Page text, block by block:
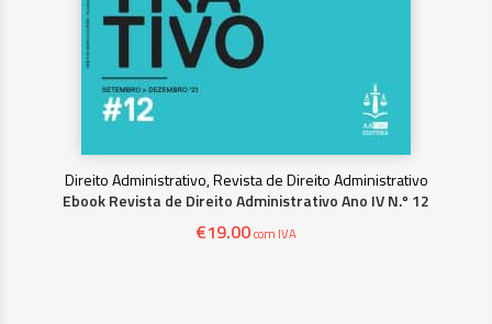
Direito Administrativo, Revista de Direito Administrativo
Ebook Revista de Direito Administrativo Ano IV N.º 12
€19.00com IVA